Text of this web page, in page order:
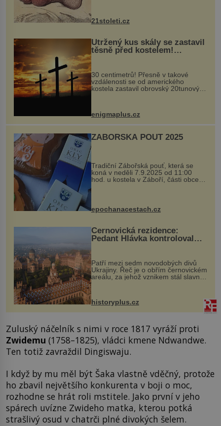
nohou, a způsobuje bole...
21stoleti.cz
Utržený kus skály se zastavil
těsně před kostelem!
Ochránila ho boží síla?
30 centimetrů! Přesně v takové
vzdálenosti se od amerického
kostela zastavil obrovský 20tunový
...
enigmaplus.cz
ZÁBOŘSKÁ POUŤ 2025
Tradiční Zábořská pouť, která se
koná v neděli 7.9.2025 od 11:00
hod. u kostela v Záboří, části obce
Kly u Mělníka. V programu naleznete
komentovanou prohlídku kostela,
epochanacestach.cz
Černovická rezidence:
Pedant Hlávka kontroloval
Patří mezi sedm novodobých divů
Ukrajiny. Řeč je o obřím černovickém
areálu, za jehož vznikem stál slavný
český architekt Josef Hlávka. Ten si
na něm dal mimořádně záležet. Jeho
historyplus.cz
Zuluský náčelník s nimi v roce 1817 vyráží proti
Zwidemu (1758–1825), vládci kmene Ndwandwe.
Ten totiž zavraždil Dingiswaju.
I když by mu měl být Šaka vlastně vděčný, protože
ho zbavil největšího konkurenta v boji o moc,
rozhodne se hrát roli mstitele. Jako první v jeho
spárech uvízne Zwideho matka, kterou potká
strašlivý osud v chatrči plné divokých šelem.